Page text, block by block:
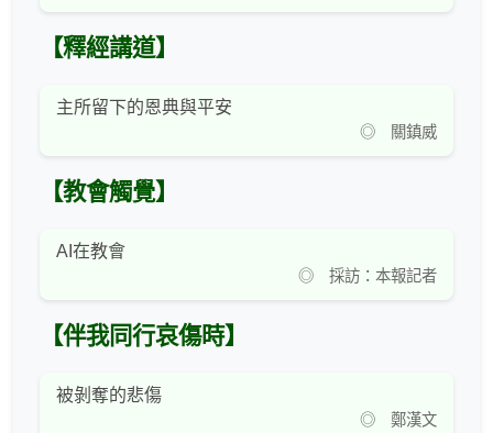
【釋經講道】
主所留下的恩典與平安
◎ 關鎮威
【教會觸覺】
AI在教會
◎ 採訪：本報記者
【伴我同行哀傷時】
被剝奪的悲傷
◎ 鄭漢文